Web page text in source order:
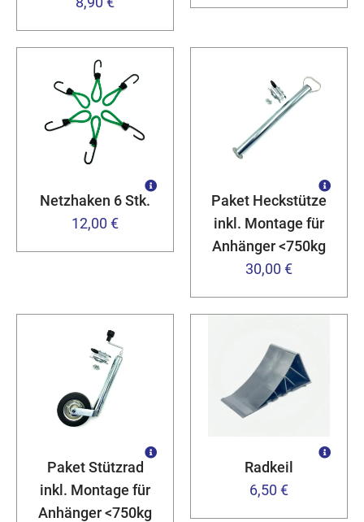
Netzhaken 6 Stk.
12,00 €
Paket Heckstütze
inkl. Montage für
Anhänger <750kg
30,00 €
Paket Stützrad
inkl. Montage für
Anhänger <750kg
Radkeil
6,50 €